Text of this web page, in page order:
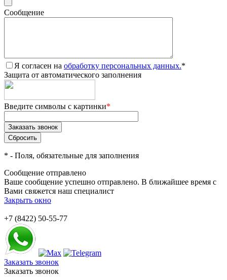
Сообщение
Я согласен на обработку персональных данных.*
Защита от автоматического заполнения
Введите символы с картинки*
* - Поля, обязательные для заполнения
Сообщение отправлено
Ваше сообщение успешно отправлено. В ближайшее время с
Вами свяжется наш специалист
Закрыть окно
+7 (8422) 50-55-77
Заказать звонок
Заказать звонок